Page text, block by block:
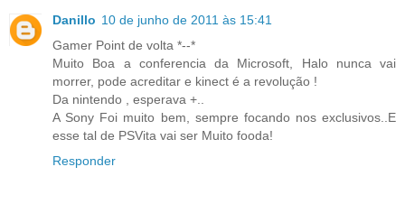
Danillo 10 de junho de 2011 às 15:41
Gamer Point de volta *--*
Muito Boa a conferencia da Microsoft, Halo nunca vai
morrer, pode acreditar e kinect é a revolução !
Da nintendo , esperava +..
A Sony Foi muito bem, sempre focando nos exclusivos..E
esse tal de PSVita vai ser Muito fooda!
Responder